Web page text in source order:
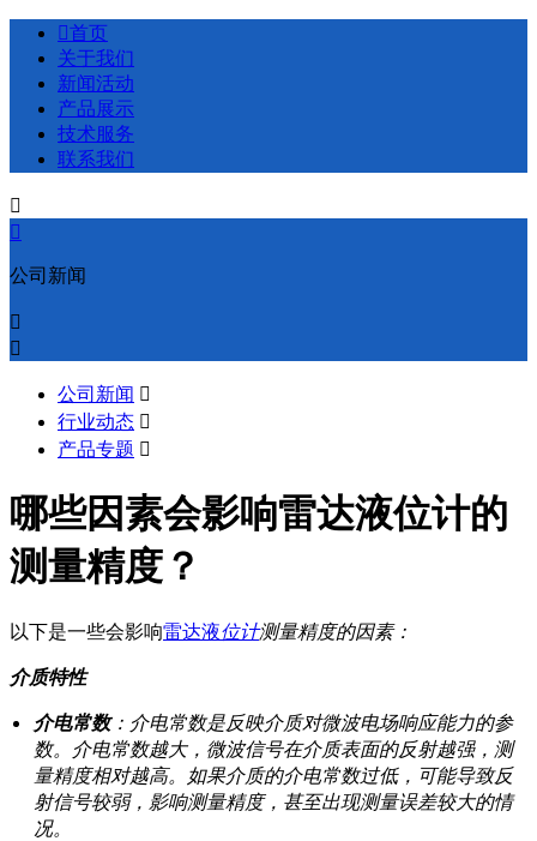
首页
关于我们
新闻活动
产品展示
技术服务
联系我们


公司新闻


公司新闻 
行业动态 
产品专题 
哪些因素会影响雷达液位计的
测量精度？
以下是一些会影响雷达液位计测量精度的因素：
介质特性
介电常数：介电常数是反映介质对微波电场响应能力的参
数。介电常数越大，微波信号在介质表面的反射越强，测
量精度相对越高。如果介质的介电常数过低，可能导致反
射信号较弱，影响测量精度，甚至出现测量误差较大的情
况。